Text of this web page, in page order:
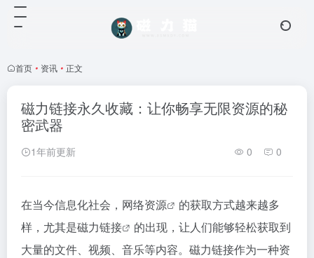
首页 • 资讯 • 正文
磁力链接永久收藏：让你畅享无限资源的秘
密武器
1年前更新 0 0
在当今信息化社会，网络资源
的获取方式越来越多
样，尤其是磁力链接
的出现，让人们能够轻松获取到
大量的文件、视频、音乐等内容。 磁力链接作为一种资